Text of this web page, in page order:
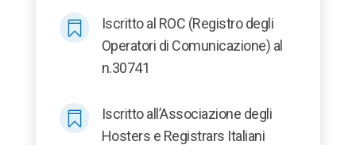

Iscritto al ROC (Registro degli
Operatori di Comunicazione) al
n.30741

Iscritto all’Associazione degli
Hosters e Registrars Italiani